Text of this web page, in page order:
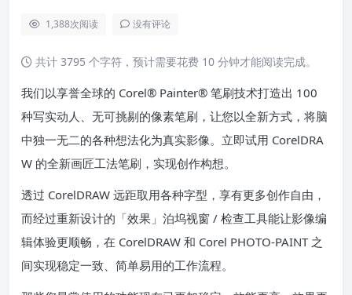
1,388次阅读 没有评论
共计 3795 个字符，预计需要花费 10 分钟才能阅读完成。
我们以享誉全球的 Corel® Painter® 笔刷技术打造出 100
种写实动人、无可挑剔的像素笔刷，让您以全新方式，将脑
中独一无二的各种想法化为真实影像。立即试用 CorelDRA
W 的全新画匠工法笔刷，实现创作构想。
透过 CorelDRAW 远距取用各种字型，享有更多创作自由，
而经过重新设计的「效果」泊坞视窗 / 检查工具能让影像编
辑体验更顺畅，在 CorelDRAW 和 Corel PHOTO-PAINT 之
间实现稳定一致、简单易用的工作流程。